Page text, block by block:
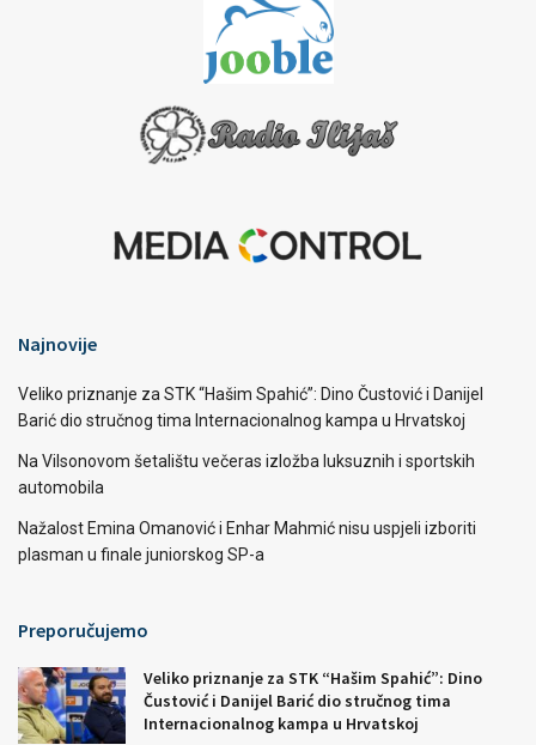
Najnovije
Veliko priznanje za STK “Hašim Spahić”: Dino Čustović i Danijel
Barić dio stručnog tima Internacionalnog kampa u Hrvatskoj
Na Vilsonovom šetalištu večeras izložba luksuznih i sportskih
automobila
Nažalost Emina Omanović i Enhar Mahmić nisu uspjeli izboriti
plasman u finale juniorskog SP-a
Preporučujemo
Veliko priznanje za STK “Hašim Spahić”: Dino
Čustović i Danijel Barić dio stručnog tima
Internacionalnog kampa u Hrvatskoj